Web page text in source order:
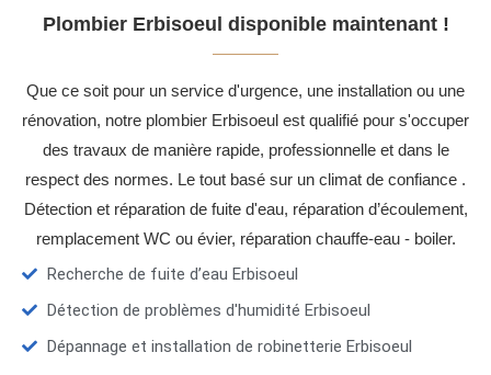
Plombier Erbisoeul disponible maintenant !
Que ce soit pour un service d'urgence, une installation ou une
rénovation, notre plombier Erbisoeul est qualifié pour s'occuper
des travaux de manière rapide, professionnelle et dans le
respect des normes. Le tout basé sur un climat de confiance .
Détection et réparation de fuite d'eau, réparation d’écoulement,
remplacement WC ou évier, réparation chauffe-eau - boiler.
Recherche de fuite d’eau Erbisoeul
Détection de problèmes d'humidité Erbisoeul
Dépannage et installation de robinetterie Erbisoeul